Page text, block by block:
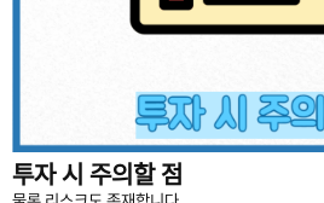
투자 시 주의할 점